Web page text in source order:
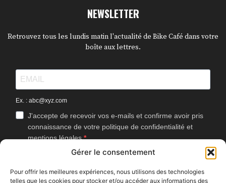
Gérer le consentement
Pour offrir les meilleures expériences, nous utilisons des technologies
telles que les cookies pour stocker et/ou accéder aux informations des
NEWSLETTER
Retrouvez tous les lundis matin l'actualité de Bike Café dans votre
boîte aux lettres.
Ex. : abc@xyz.com
J'accepte de recevoir vos e-mails et confirme avoir pris
connaissance de votre politique de confidentialité et
mentions légales.
Vous pouvez vous désinscrire à tout moment en cliquant sur le lien